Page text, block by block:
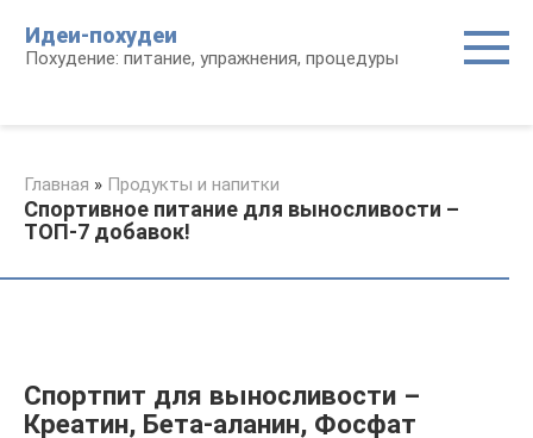
контенту
Идеи-похудеи
Похудение: питание, упражнения, процедуры
Главная » Продукты и напитки
Спортивное питание для выносливости –
ТОП-7 добавок!
Спортпит для выносливости –
Креатин, Бета-аланин, Фосфат